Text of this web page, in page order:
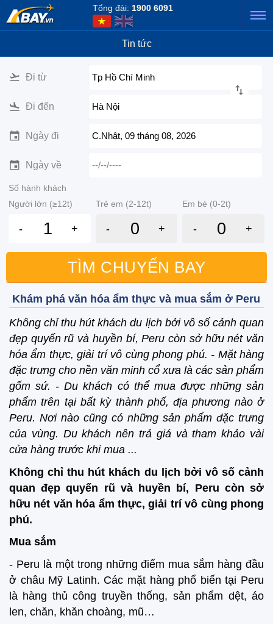
Tổng đài: 1900 6091
Tin tức
Đi từ Tp Hồ Chí Minh
Đi đến Hà Nội
Ngày đi C.Nhật, 09 tháng 08, 2026
Ngày về --/--/----
Số hành khách
Người lớn (≥12t)
Trẻ em (2-12t) Em bé (0-2t)
- + - + - +
TÌM CHUYẾN BAY
Khám phá văn hóa ẩm thực và mua sắm ở Peru
Không chỉ thu hút khách du lịch bởi vô số cảnh quan
đẹp quyến rũ và huyền bí, Peru còn sở hữu nét văn
hóa ẩm thực, giải trí vô cùng phong phú. - Mặt hàng
đặc trưng cho nền văn minh cổ xưa là các sản phẩm
gốm sứ. - Du khách có thể mua được những sản
phẩm trên tại bất kỳ thành phố, địa phương nào ở
Peru. Nơi nào cũng có những sản phẩm đặc trưng
của vùng. Du khách nên trả giá và tham khảo vài
cửa hàng trước khi mua ...
Không chỉ thu hút khách du lịch bởi vô số cảnh
quan đẹp quyến rũ và huyền bí, Peru còn sở
hữu nét văn hóa ẩm thực, giải trí vô cùng phong
phú.
Mua sắm
- Peru là một trong những điểm mua sắm hàng đầu
ở châu Mỹ Latinh. Các mặt hàng phổ biến tại Peru
là hàng thủ công truyền thống, sản phẩm dệt, áo
len, chăn, khăn choàng, mũ…